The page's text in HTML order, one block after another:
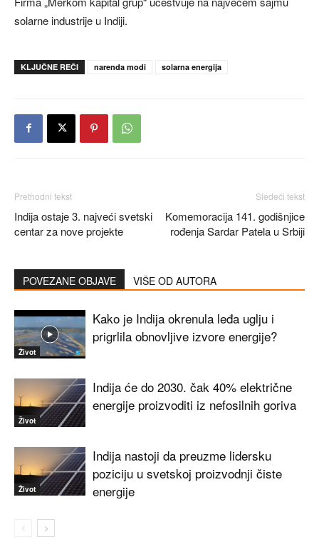
solarne industrije u Indiji.
KLJUČNE REČI narenda modi solarna energija
Prethodni tekst
Indija ostaje 3. najveći svetski
centar za nove projekte
Sledeći tekst
Komemoracija 141. godišnjice
rođenja Sardar Patela u Srbiji
POVEZANE OBJAVE VIŠE OD AUTORA
Život
Kako je Indija okrenula leđa uglju i
prigrlila obnovljive izvore energije?
Život
Indija će do 2030. čak 40% električne
energije proizvoditi iz nefosilnih goriva
Život
Indija nastoji da preuzme lidersku
poziciju u svetskoj proizvodnji čiste
energije